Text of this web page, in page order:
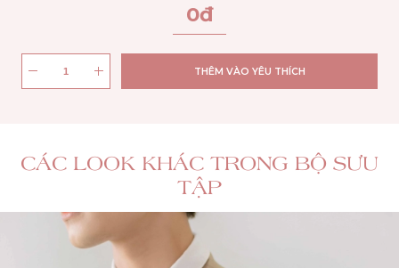
0đ
THÊM VÀO YÊU THÍCH
CÁC LOOK KHÁC TRONG BỘ SƯU
TẬP